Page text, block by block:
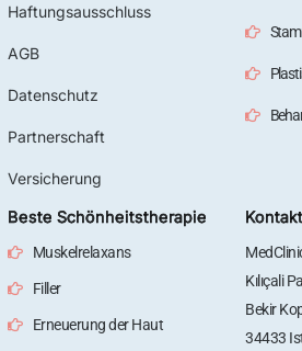
Haftungsausschluss
AGB
Datenschutz
Partnerschaft
Versicherung
Beste Schönheitstherapie
Muskelrelaxans
Filler
Erneuerung der Haut
Kontakt
Kılıçali
Bekir
34433